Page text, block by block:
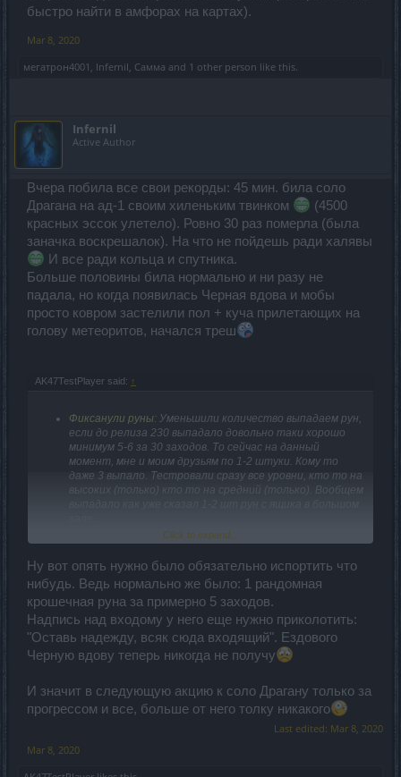
быстро найти в амфорах на картах).
Mar 8, 2020
мегатрон4001 Infernil Самма and 1 other person like this.
Infernil
Active Author
Вчера побила все свои рекорды: 45 мин. била соло
Драгана на ад-1 своим хиленьким твинком
(4500
красных эссок улетело). Ровно 30 раз померла (была
заначка воскрешалок). На что не пойдешь ради халявы
И все ради кольца и спутника.
Больше половины била нормально и ни разу не
падала, но когда появилась Черная вдова и мобы
просто ковром застелили пол + куча прилетающих на
голову метеоритов, начался треш
AK47TestPlayer said: ↑
Фиксанули руны: Уменьшили количество выпадаем рун,
если до релиза 230 выпадало довольно таки хорошо
минимум 5-6 за 30 заходов. То сейчас на данный
момент, мне и моим друзьям по 1-2 штуки. Кому то
даже 3 выпало. Тестровали сразу все уровни, кто то на
высоких (только) кто то на средний (только). Вообщем
Click to expand...
Ну вот опять нужно было обязательно испортить что
нибудь. Ведь нормально же было: 1 рандомная
крошечная руна за примерно 5 заходов.
Надпись над входому у него еще нужно приколотить:
"Оставь надежду, всяк сюда входящий". Ездового
Черную вдову теперь никогда не получу
И значит в следующую акцию к соло Драгану только за
прогрессом и все, больше от него толку никакого
Last edited: Mar 8, 2020
Mar 8, 2020